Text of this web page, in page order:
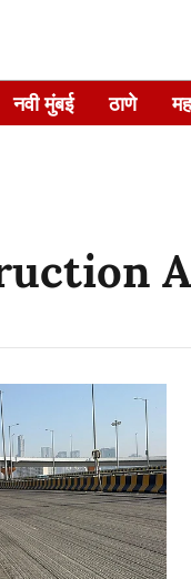
नवी मुंबई ठाणे